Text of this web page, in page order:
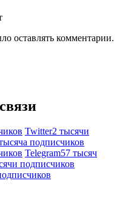
оставлять комментарии.
Twitter2 тысячи
подписчиков
Telegram57 тысяч
подписчиков